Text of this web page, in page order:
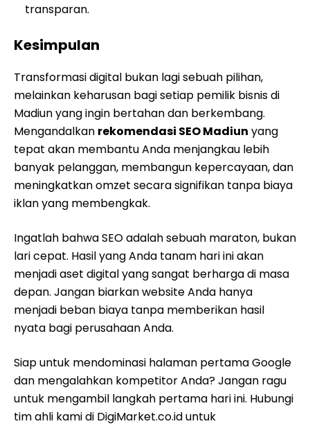
transparan.
Kesimpulan
Transformasi digital bukan lagi sebuah pilihan,
melainkan keharusan bagi setiap pemilik bisnis di
Madiun yang ingin bertahan dan berkembang.
Mengandalkan rekomendasi SEO Madiun yang
tepat akan membantu Anda menjangkau lebih
banyak pelanggan, membangun kepercayaan, dan
meningkatkan omzet secara signifikan tanpa biaya
iklan yang membengkak.
Ingatlah bahwa SEO adalah sebuah maraton, bukan
lari cepat. Hasil yang Anda tanam hari ini akan
menjadi aset digital yang sangat berharga di masa
depan. Jangan biarkan website Anda hanya
menjadi beban biaya tanpa memberikan hasil
nyata bagi perusahaan Anda.
Siap untuk mendominasi halaman pertama Google
dan mengalahkan kompetitor Anda? Jangan ragu
untuk mengambil langkah pertama hari ini. Hubungi
tim ahli kami di DigiMarket.co.id untuk